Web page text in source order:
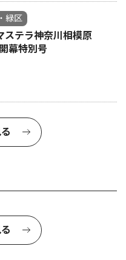
緑区
ステラ神奈川相模原
幕特別号